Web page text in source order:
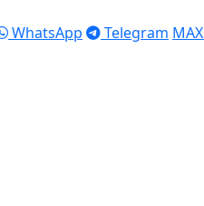
WhatsApp Telegram MAX